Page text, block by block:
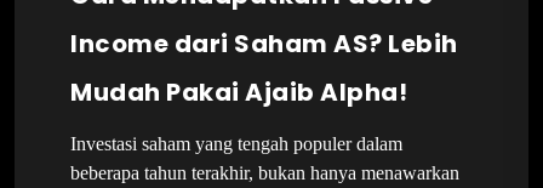
Income dari Saham AS? Lebih
Mudah Pakai Ajaib Alpha!
Investasi saham yang tengah populer dalam
beberapa tahun terakhir, bukan hanya menawarkan